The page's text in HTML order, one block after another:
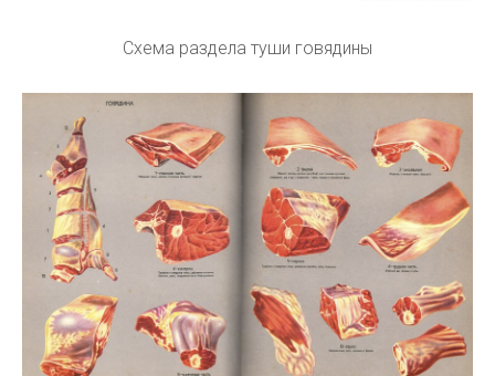
Схема раздела туши говядины